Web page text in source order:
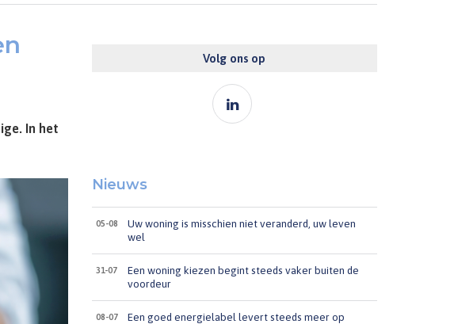
In het
Volg ons op
Nieuws
05-08
Uw woning is misschien niet veranderd, uw leven
wel
31-07
Een woning kiezen begint steeds vaker buiten de
voordeur
08-07 Een goed energielabel levert steeds meer op